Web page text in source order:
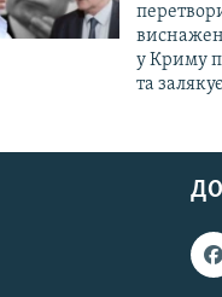
у Криму
та